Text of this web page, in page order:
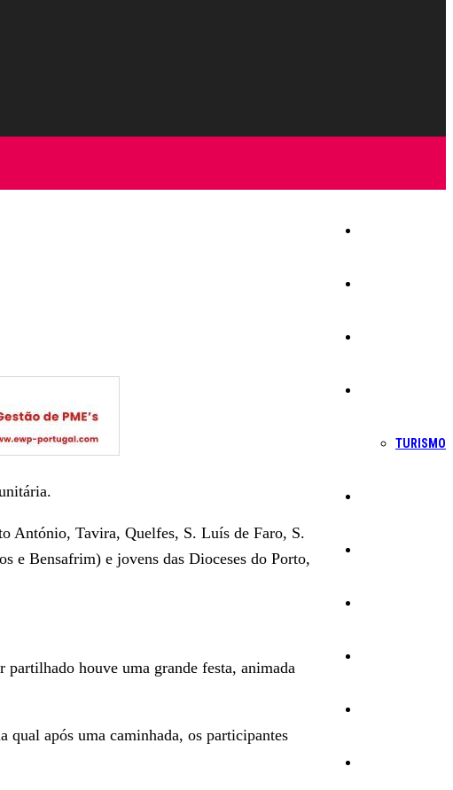
TURISMO
António, Tavira, Quelfes, S. Luís de Faro, S.
e Bensafrim) e jovens das Dioceses do Porto,
houve uma grande festa, animada
qual após uma caminhada, os participantes